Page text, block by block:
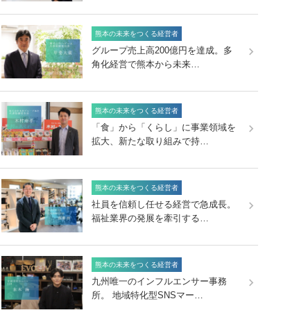
熊本の未来をつくる経営者
グループ売上高200億円を達成。多
角化経営で熊本から未来…
熊本の未来をつくる経営者
「食」から「くらし」に事業領域を
拡大、新たな取り組みで持…
熊本の未来をつくる経営者
社員を信頼し任せる経営で急成長。
福祉業界の発展を牽引する…
熊本の未来をつくる経営者
九州唯一のインフルエンサー事務
所。 地域特化型SNSマー…